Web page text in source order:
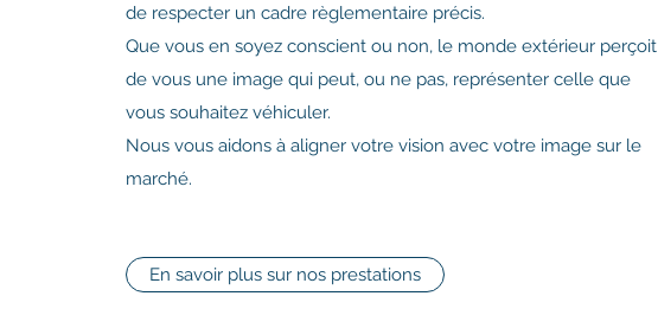
de respecter un cadre règlementaire précis.
Que vous en soyez conscient ou non, le monde extérieur perçoit
de vous une image qui peut, ou ne pas, représenter celle que
vous souhaitez véhiculer.
Nous vous aidons à aligner votre vision avec votre image sur le
marché.
En savoir plus sur nos prestations